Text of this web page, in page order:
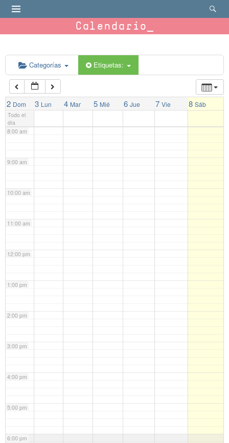
Calendario
Categorías Etiquetas:
2 Dom 3 Lun 4 Mar 5 Mié 6 Jue 7 Vie 8 Sáb
Todo el
día
4:00 am
6:00 am
7:00 am
8:00 am
9:00 am
10:00 am
11:00 am
12:00 pm
1:00 pm
2:00 pm
3:00 pm
4:00 pm
5:00 pm
6:00 pm